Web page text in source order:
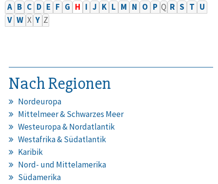
A B C D E F G H I J K L M N O P Q R S T U
V W X Y Z
Nach Regionen
Nordeuropa
Mittelmeer & Schwarzes Meer
Westeuropa & Nordatlantik
Westafrika & Südatlantik
Karibik
Nord- und Mittelamerika
Südamerika